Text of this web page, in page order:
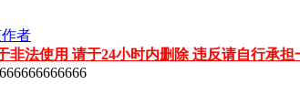
者
非法使用 请于24小时内删除 违反请自行承